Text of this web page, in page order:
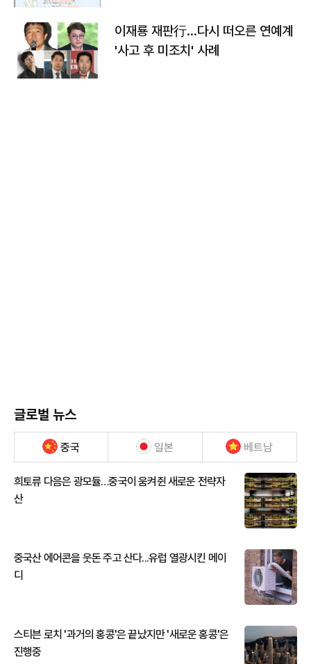
이재룡 재판行…다시 떠오른 연예계
'사고 후 미조치' 사례
글로벌 뉴스
중국 일본 베트남
희토류 다음은 광모듈…중국이 움켜쥔 새로운 전략자
산
중국산 에어콘을 웃돈 주고 산다...유럽 열광시킨 메이
디
스티븐 로치 '과거의 홍콩'은 끝났지만 '새로운 홍콩'은
진행중